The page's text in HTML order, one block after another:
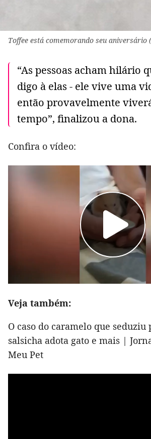
Toffee está comemorando seu aniversário
“As pessoas acham hilário
digo à elas - ele vive uma
então provavelmente
tempo”, finalizou a dona.
Confira o vídeo:
Veja também:
O caso do caramelo que seduziu
salsicha adota gato e mais |
Meu Pet